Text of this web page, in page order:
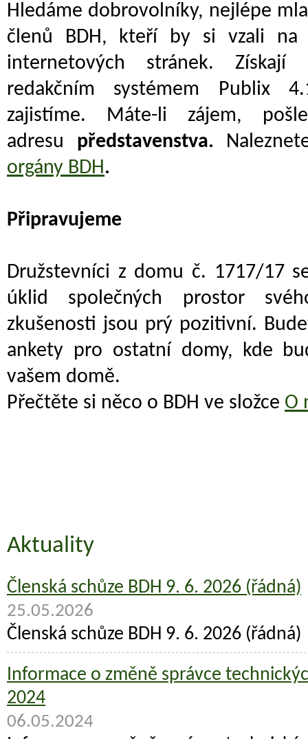
Hledáme dobrovolníky, nejlépe
členů BDH, kteří by si vzali na
internetových stránek.
redakčním systémem Publix
zajistíme. Máte-li zájem,
adresu představenstva.
orgány BDH.
Připravujeme
Družstevníci z domu č. 1717/17
úklid společných prostor
zkušenosti jsou prý pozitivní.
ankety pro ostatní domy, kde
vašem domě.
Přečtěte si něco o BDH ve složce O
Aktuality
Členská schůze BDH 9. 6. 2026 (řádná)
25.05.2026
Členská schůze BDH 9. 6. 2026 (řádná)
Informace o změně správce
2024
06.05.2024